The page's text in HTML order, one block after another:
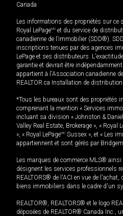
Canada
Les informations des propriétés sur ce
Royal LePageMD et du service de
canadienne de l’immobilier (SDD®).
inscriptions tenues par des agences
LePage et ses distributeurs.
garantie et devrait être
appartient à l'Association canadienne
REALTOR.ca Installation de
*Tous les bureaux sont des propriétés
comprenant la mention « Services
incluant sa division « Johnston & Daniel
Valley Real Estate, Brokerage », « Royal
», « Royal LePageMD Sussex », et « Les
appartiennent et sont gérés par
Les marques de commerce MLS®
désignent les services professionnels
REALTORS® de l'ACI en vue de l'achat,
biens immobiliers dans le cadre d'un
REALTOR®, REALTORS® et le logo
déposées de REALTOR® Canada Inc.,